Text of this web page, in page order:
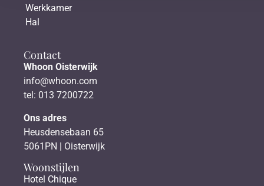
Werkkamer
Hal
Contact
Whoon Oisterwijk
info@whoon.com
tel: 013 7200722
Ons adres
Heusdensebaan 65
5061PN | Oisterwijk
Woonstijlen
Hotel Chique